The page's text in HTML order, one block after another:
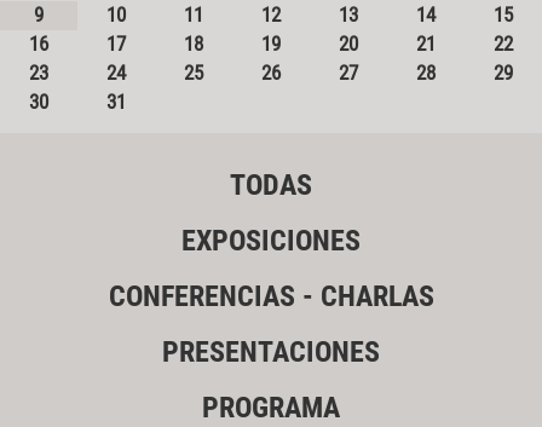
9
10 11 12 13 14
15
16
17 18 19 20 21
22
23
24 25 26 27 28
29
30
31
TODAS
EXPOSICIONES
CONFERENCIAS - CHARLAS
PRESENTACIONES
PROGRAMA